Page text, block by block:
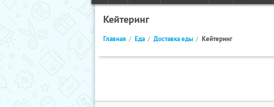
Кейтеринг
Главная Еда Доставка еды Кейтеринг